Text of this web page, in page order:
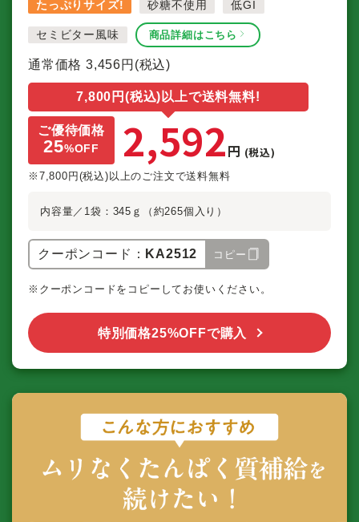
たっぷりサイズ! 砂糖不使用 低GI
セミビター風味 商品詳細はこちら
通常価格 3,456円(税込)
7,800円(税込)以上で送料無料!
ご優待価格
25%OFF 2,592円 (税込)
※7,800円(税込)以上のご注文で送料無料
内容量／1袋：345ｇ（約265個入り）
クーポンコード： KA2512 コピー
※クーポンコードをコピーしてお使いください。
特別価格25%OFFで購入